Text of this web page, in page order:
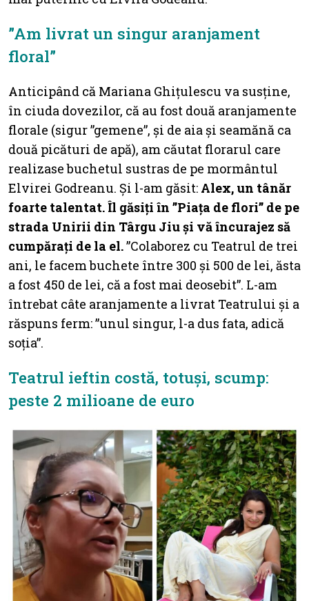
”Am livrat un singur aranjament
floral”
Anticipând că Mariana Ghițulescu va susține,
în ciuda dovezilor, că au fost două aranjamente
florale (sigur ”gemene”, și de aia și seamănă ca
două picături de apă), am căutat florarul care
realizase buchetul sustras de pe mormântul
Elvirei Godreanu. Și l-am găsit: Alex, un tânăr
foarte talentat. Îl găsiți în ”Piața de flori” de pe
strada Unirii din Târgu Jiu și vă încurajez să
cumpărați de la el.”Colaborez cu Teatrul de trei
ani, le facem buchete între 300 și 500 de lei, ăsta
a fost 450 de lei, că a fost mai deosebit”. L-am
întrebat câte aranjamente a livrat Teatrului și a
răspuns ferm: ”unul singur, l-a dus fata, adică
soția”.
Teatrul ieftin costă, totuși, scump:
peste 2 milioane de euro